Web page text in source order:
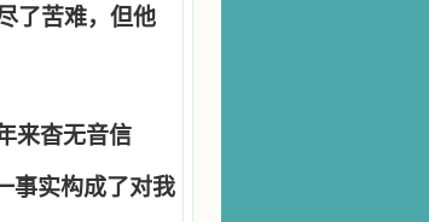
了苦难，但他
来杳无音信
事实构成了对我